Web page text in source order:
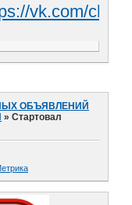
vk.com/
ОБЪЯВЛЕНИЙ
»Стартовал